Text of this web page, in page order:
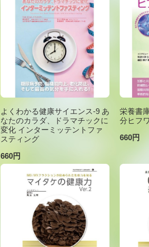
よくわかる健康サイエンス-9 あ
なたのカラダ、ドラマチックに
変化 インターミッテントファ
スティング
660円
栄養書
分ヒフ
660円